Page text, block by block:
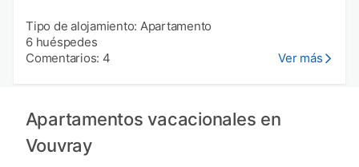
Tipo de alojamiento: Apartamento
6 huéspedes
Comentarios: 4
Ver más
Apartamentos vacacionales en
Vouvray